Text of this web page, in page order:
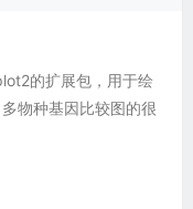
的扩展包，用于绘
物种基因比较图的很
的gggene i...